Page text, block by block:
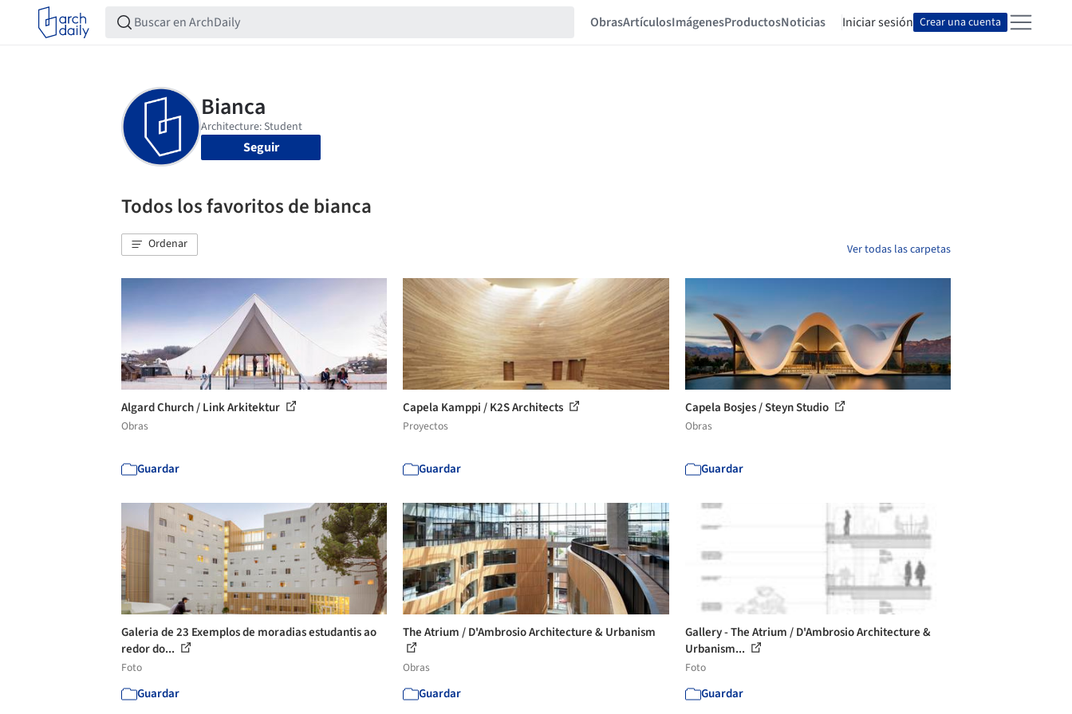
ObrasArtículosImágenesProductosNoticias Iniciar sesión Crear una cuenta
Seguir
Todos los favoritos de bianca
Ordenar Ver todas las carpetas
Algard Church / Link Arkitektur
Obras
Guardar
Capela Kamppi / K2S Architects
Proyectos
Guardar
Capela Bosjes / Steyn Studio
Obras
Guardar
Galeria de 23 Exemplos de moradias estudantis ao
redor do...
Foto
Guardar
The Atrium / D'Ambrosio Architecture & Urbanism
Obras
Guardar
Gallery - The Atrium / D'Ambrosio Architecture &
Urbanism...
Foto
Guardar